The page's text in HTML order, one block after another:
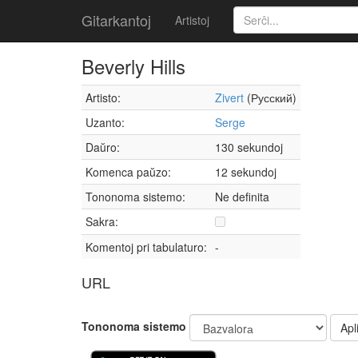
Gitarkantoj Artistoj
Beverly Hills
Artisto: Zivert (Русский)
Uzanto:
Serge
Daŭro:
130 sekundoj
Komenca paŭzo:
12 sekundoj
Tononoma sistemo:
Ne definita
Sakra:
Komentoj pri tabulaturo: -
URL
Tononoma sistemo